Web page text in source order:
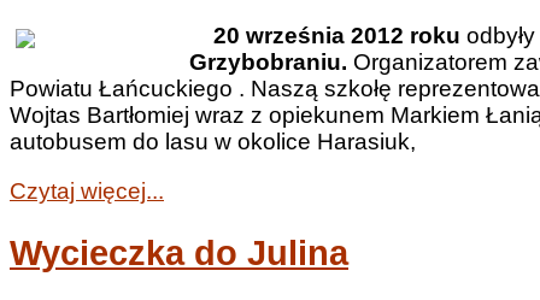
20 września 2012 roku
Grzybobraniu. Organizatorem
Powiatu Łańcuckiego . Naszą szkołę
Wojtas Bartłomiej wraz z opiekunem Markiem
autobusem do lasu w okolice Harasiuk,
Czytaj więcej...
Wycieczka do Julina